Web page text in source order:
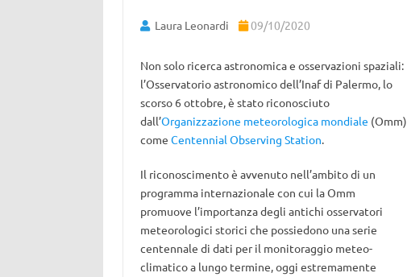
Laura Leonardi 09/10/2020
Non solo ricerca astronomica e osservazioni spaziali:
l’Osservatorio astronomico dell’Inaf di Palermo, lo
scorso 6 ottobre, è stato riconosciuto
dall’Organizzazione meteorologica mondiale (Omm)
come Centennial Observing Station.
Il riconoscimento è avvenuto nell’ambito di un
programma internazionale con cui la Omm
promuove l’importanza degli antichi osservatori
meteorologici storici che possiedono una serie
centennale di dati per il monitoraggio meteo-
climatico a lungo termine, oggi estremamente